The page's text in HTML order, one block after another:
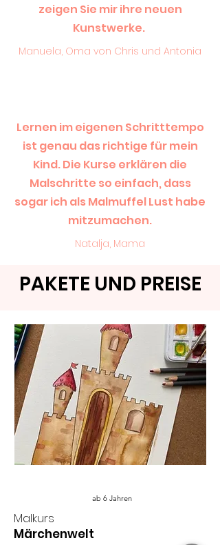
zeigen Sie mir ihre neuen
Kunstwerke.
Manuela, Oma von Chris und Antonia
Lernen im eigenen Schritttempo
ist genau das richtige für mein
Kind. Die Kurse erklären die
Malschritte so einfach, dass
sogar ich als Malmuffel Lust habe
mitzumachen.
Natalja, Mama
PAKETE UND PREISE
ab 6 Jahren
Malkurs
Märchenwelt